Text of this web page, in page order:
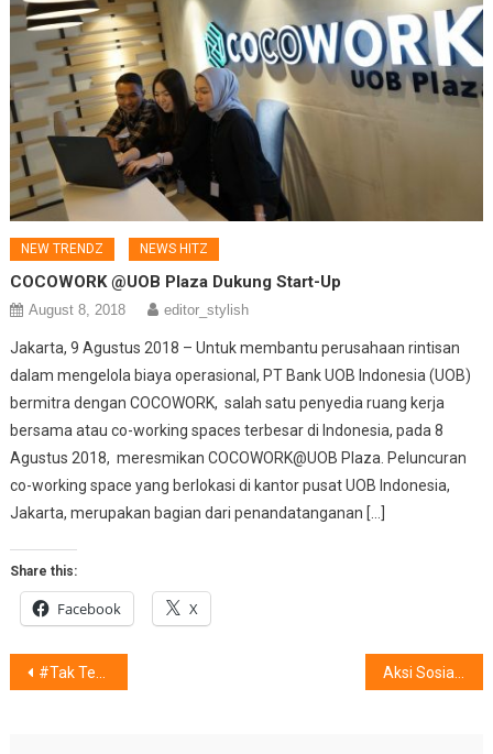
NEW TRENDZ NEWS HITZ
COCOWORK @UOB Plaza Dukung Start-Up
August 8, 2018 editor_stylish
Jakarta, 9 Agustus 2018 – Untuk membantu perusahaan rintisan
dalam mengelola biaya operasional, PT Bank UOB Indonesia (UOB)
bermitra dengan COCOWORK, salah satu penyedia ruang kerja
bersama atau co-working spaces terbesar di Indonesia, pada 8
Agustus 2018, meresmikan COCOWORK@UOB Plaza. Peluncuran
co-working space yang berlokasi di kantor pusat UOB Indonesia,
Jakarta, merupakan bagian dari penandatanganan […]
Share this:
Facebook X
Post
#Tak Terhentikan Meraih Mimpi Hanya Bila Menggenggam …………..